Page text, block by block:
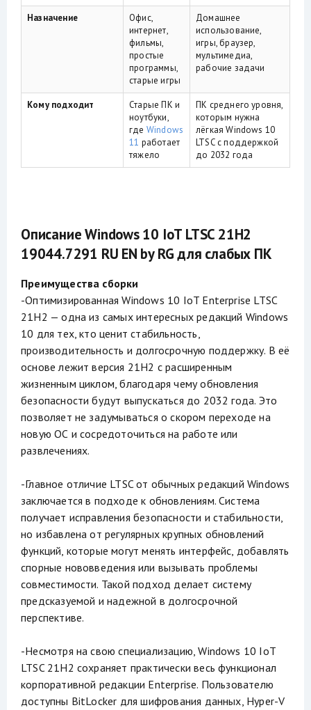
Назначение
Офис,
интернет,
фильмы,
простые
программы,
старые игры
Домашнее
использование,
игры, браузер,
мультимедиа,
рабочие задачи
Кому подходит
Старые ПК и
ноутбуки,
где Windows
11 работает
тяжело
ПК среднего уровня,
которым нужна
лёгкая Windows 10
LTSC с поддержкой
до 2032 года
Описание Windows 10 IoT LTSC 21H2
19044.7291 RU EN by RG для слабых ПК
Преимущества сборки
-Оптимизированная Windows 10 IoT Enterprise LTSC
21H2 — одна из самых интересных редакций Windows
10 для тех, кто ценит стабильность,
производительность и долгосрочную поддержку. В её
основе лежит версия 21H2 с расширенным
жизненным циклом, благодаря чему обновления
безопасности будут выпускаться до 2032 года. Это
позволяет не задумываться о скором переходе на
новую ОС и сосредоточиться на работе или
развлечениях.
-Главное отличие LTSC от обычных редакций Windows
заключается в подходе к обновлениям. Система
получает исправления безопасности и стабильности,
но избавлена от регулярных крупных обновлений
функций, которые могут менять интерфейс, добавлять
спорные нововведения или вызывать проблемы
совместимости. Такой подход делает систему
предсказуемой и надежной в долгосрочной
перспективе.
-Несмотря на свою специализацию, Windows 10 IoT
LTSC 21H2 сохраняет практически весь функционал
корпоративной редакции Enterprise. Пользователю
доступны BitLocker для шифрования данных, Hyper-V